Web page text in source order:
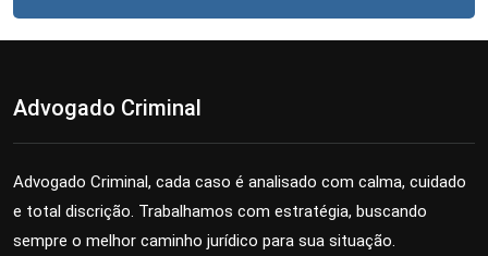
Advogado Criminal
Advogado Criminal, cada caso é analisado com calma, cuidado
e total discrição. Trabalhamos com estratégia, buscando
sempre o melhor caminho jurídico para sua situação.